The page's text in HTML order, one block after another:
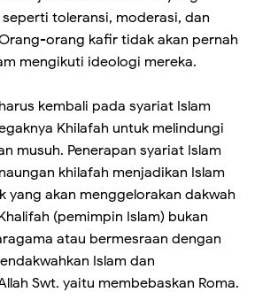
toleransi, moderasi, dan
orang kafir tidak akan pernah
mengikuti ideologi mereka.
kembali pada syariat Islam
Khilafah untuk melindungi
musuh. Penerapan syariat Islam
khilafah menjadikan Islam
yang akan menggelorakan dakwah
(pemimpin Islam) bukan
atau bermesraan dengan
Islam dan
Swt. yaitu membebaskan Roma.